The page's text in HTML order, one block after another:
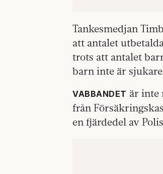
Tankesmedjan
att antalet
trots att antalet
barn inte är
VABBANDET är inte
från
en fjärdedel av